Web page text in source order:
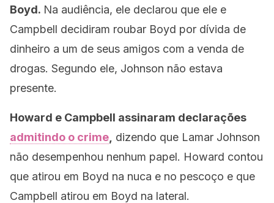
Boyd. Na audiência, ele declarou que ele e
Campbell decidiram roubar Boyd por dívida de
dinheiro a um de seus amigos com a venda de
drogas. Segundo ele, Johnson não estava
presente.
Howard e Campbell assinaram declarações
admitindo o crime dizendo que Lamar Johnson
não desempenhou nenhum papel. Howard contou
que atirou em Boyd na nuca e no pescoço e que
Campbell atirou em Boyd na lateral.